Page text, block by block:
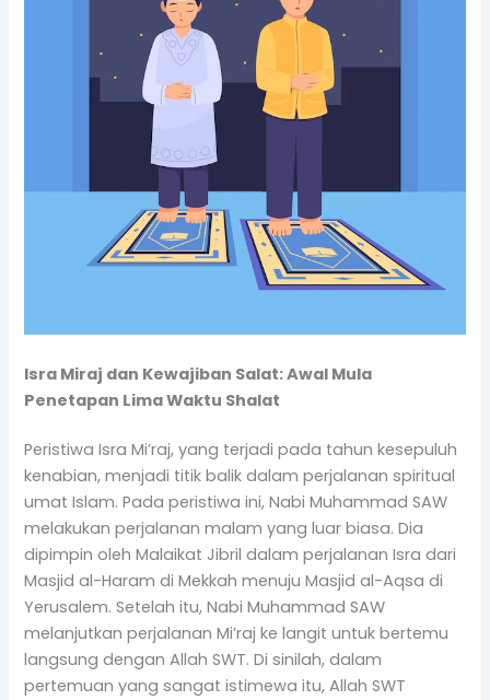
Isra Miraj dan Kewajiban Salat: Awal Mula
Penetapan Lima Waktu Shalat
Peristiwa Isra Mi’raj, yang terjadi pada tahun kesepuluh
kenabian, menjadi titik balik dalam perjalanan spiritual
umat Islam. Pada peristiwa ini, Nabi Muhammad SAW
melakukan perjalanan malam yang luar biasa. Dia
dipimpin oleh Malaikat Jibril dalam perjalanan Isra dari
Masjid al-Haram di Mekkah menuju Masjid al-Aqsa di
Yerusalem. Setelah itu, Nabi Muhammad SAW
melanjutkan perjalanan Mi’raj ke langit untuk bertemu
langsung dengan Allah SWT. Di sinilah, dalam
pertemuan yang sangat istimewa itu, Allah SWT